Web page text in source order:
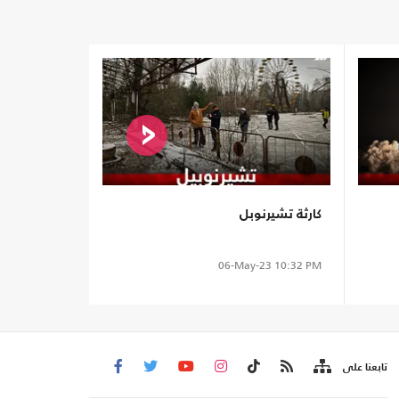
كارثة تشيرنوبل
06-May-23 10:32 PM
تابعنا على